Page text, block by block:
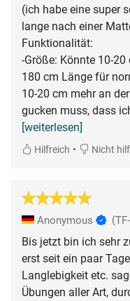
(ich habe eine super
lange nach einer
Funktionalität:
-Größe: Könnte 10-
180 cm Länge für
10-20 cm mehr an
gucken muss, dass
[weiterlesen]
Hilfreich • Nicht
Anonymous
Bis jetzt bin ich sehr
erst seit ein paar
Langlebigkeit etc.
Übungen aller Art,